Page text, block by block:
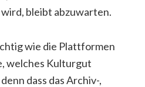
bleibt abzuwarten.
wie die Plattformen
welches Kulturgut
dass das Archiv-,